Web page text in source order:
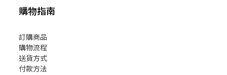
購物指南
訂購商品
購物流程
送貨方式
付款方法